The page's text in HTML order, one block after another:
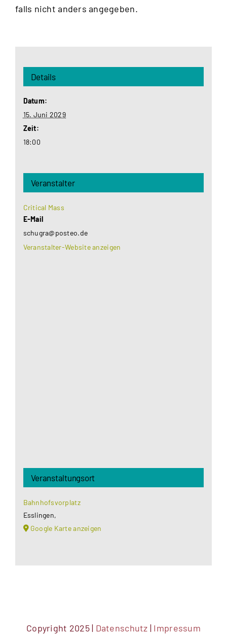
falls nicht anders angegeben.
Details
Datum:
15. Juni 2029
Zeit:
18:00
Veranstalter
Critical Mass
E-Mail
schugra@posteo.de
Veranstalter-Website anzeigen
Veranstaltungsort
Bahnhofsvorplatz
Esslingen,
Google Karte anzeigen
Copyright 2025 | Datenschutz | Impressum